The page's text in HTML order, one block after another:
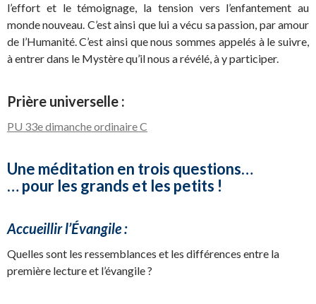
l’effort et le témoignage, la tension vers l’enfantement au
monde nouveau. C’est ainsi que lui a vécu sa passion, par amour
de l’Humanité. C’est ainsi que nous sommes appelés à le suivre,
à entrer dans le Mystère qu’il nous a révélé, à y participer.
Prière universelle :
PU 33e dimanche ordinaire C
Une méditation en trois questions…
… pour les grands et les petits !
Accueillir l’Évangile :
Quelles sont les ressemblances et les différences entre la
première lecture et l’évangile ?